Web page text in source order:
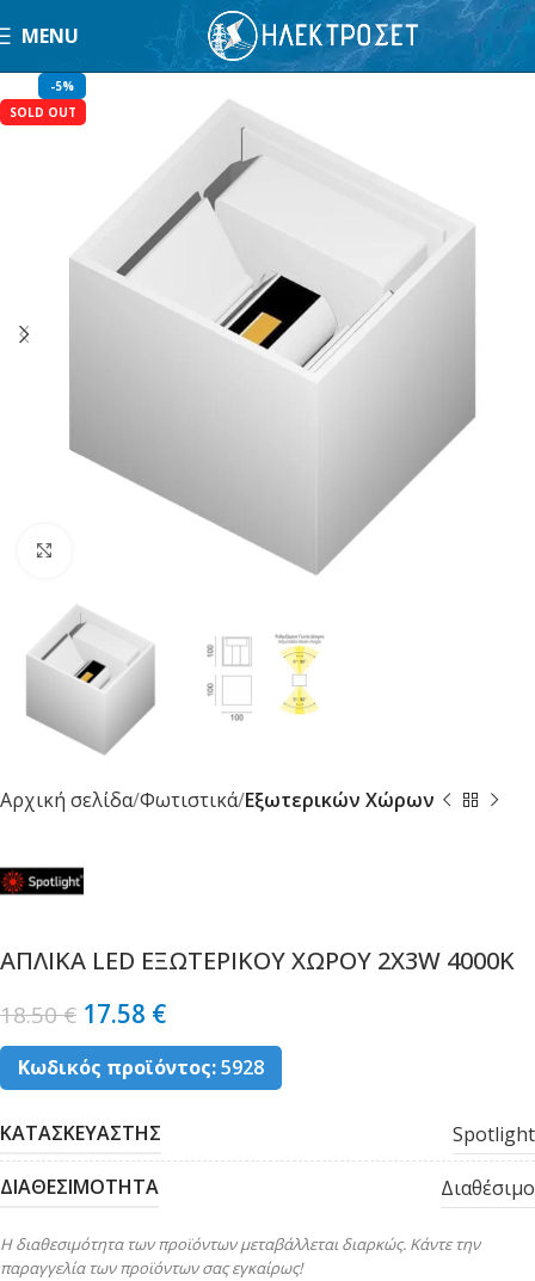
MENU
-5%
SOLD OUT
Αρχική σελίδα Φωτιστικά Εξωτερικών Χώρων
ΑΠΛΙΚΑ LED ΕΞΩΤΕΡΙΚΟΥ ΧΩΡΟΥ 2X3W 4000K
18.50€ 17.58 €
Κωδικός προϊόντος:5928
ΚΑΤΑΣΚΕΥΑΣΤΗΣ Spotlight
ΔΙΑΘΕΣΙΜΟΤΗΤΑ Διαθέσιμο
Η διαθεσιμότητα των προϊόντων μεταβάλλεται διαρκώς. Κάντε την
παραγγελία των προϊόντων σας εγκαίρως!